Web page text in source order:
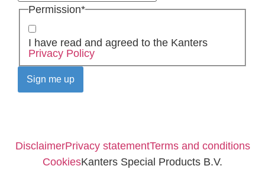
Permission*
I have read and agreed to the Kanters
Privacy Policy
DisclaimerPrivacy statementTerms and conditions
CookiesKanters Special Products B.V.